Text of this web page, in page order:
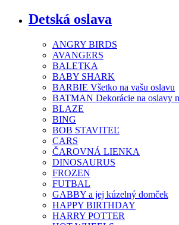
Detská oslava
ANGRY BIRDS
AVANGERS
BALETKA
BABY SHARK
BARBIE Všetko na vašu oslavu
BATMAN Dekorácie na oslavy
BLAZE
BING
BOB STAVITEĽ
CARS
ČAROVNÁ LIENKA
DINOSAURUS
FROZEN
FUTBAL
GABBY a jej kúzelný domček
HAPPY BIRTHDAY
HARRY POTTER